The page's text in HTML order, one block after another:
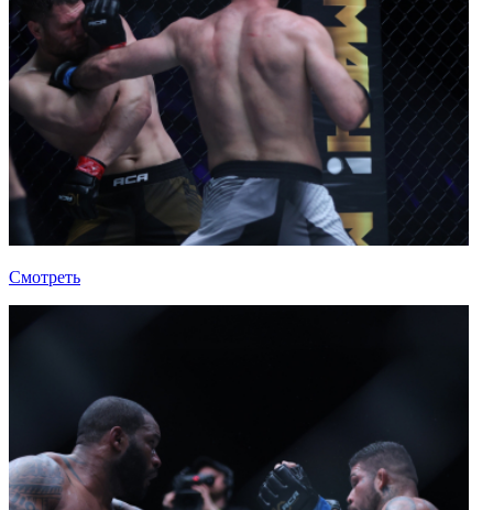
Смотреть